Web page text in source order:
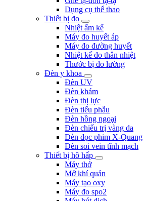
Dụng cụ thể thao
Thiết bị đo
Nhiệt ẩm kế
Máy đo huyết áp
Máy đo đường huyết
Nhiệt kế đo thân nhiệt
Thước bị đo lường
Đèn y khoa
Đèn UV
Đèn khám
Đèn thị lực
Đèn tiểu phẫu
Đèn hồng ngoại
Đèn chiếu trị vàng da
Đèn đọc phim X-Quang
Đèn soi vein tĩnh mạch
Thiết bị hô hấp
Máy thở
Mở khí quản
Máy tạo oxy
Máy đo spo2